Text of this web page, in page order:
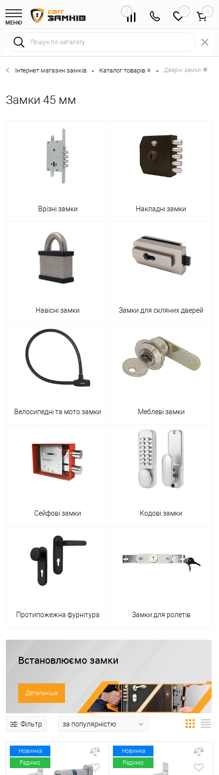
МЕНЮ
0 0
Інтернет магазин замків • Каталог товарів ⭐ • Дверні замки 🌟
Замки 45 мм
Врізні замки Накладні замки
Навісні замки Замки для скляних дверей
Велосипедні та мото замки Меблеві замки
Сейфові замки Кодові замки
Протипожежна фурнітура Замки для ролетів
Встановлюємо замки
Детальніше
Фільтр
Новинка
Радимо
Новинка
Радимо